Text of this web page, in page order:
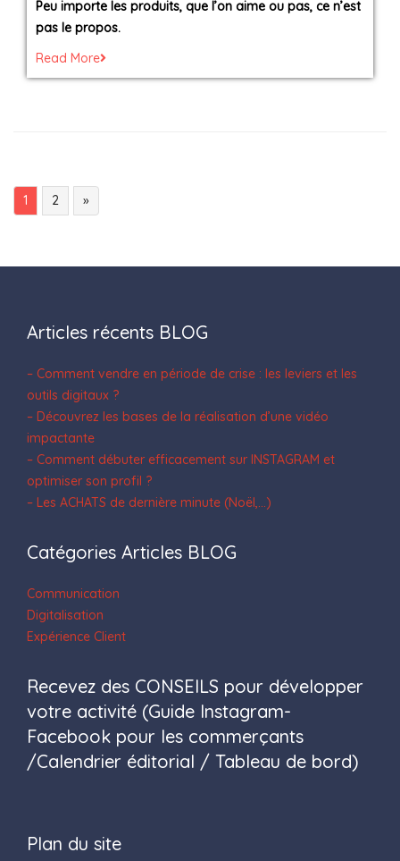
Peu importe les produits, que l’on aime ou pas, ce n’est
pas le propos.
Read More
1 2 »
Articles récents BLOG
– Comment vendre en période de crise : les leviers et les
outils digitaux ?
– Découvrez les bases de la réalisation d’une vidéo
impactante
– Comment débuter efficacement sur INSTAGRAM et
optimiser son profil ?
– Les ACHATS de dernière minute (Noël,…)
Catégories Articles BLOG
Communication
Digitalisation
Expérience Client
Recevez des CONSEILS pour développer
votre activité (Guide Instagram-
Facebook pour les commerçants
/Calendrier éditorial / Tableau de bord)
Plan du site